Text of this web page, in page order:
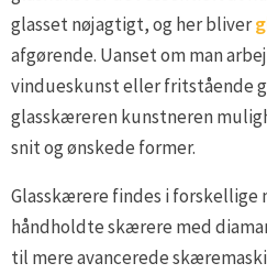
glasset nøjagtigt, og her bliver
afgørende. Uanset om man
vindueskunst eller fritstående
glasskæreren kunstneren
snit og ønskede former.
Glasskærere findes i forskellige
håndholdte skærere med
til mere avancerede